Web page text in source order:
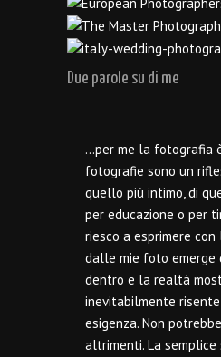
Due parole su di me
…per me la fotografia
fotografie sono un
quello più intimo, di
per educazione o per
riesco a esprimere con
dalle mie foto emerge
dentro e la realtà
inevitabilmente
esigenza. Non
altrimenti. La